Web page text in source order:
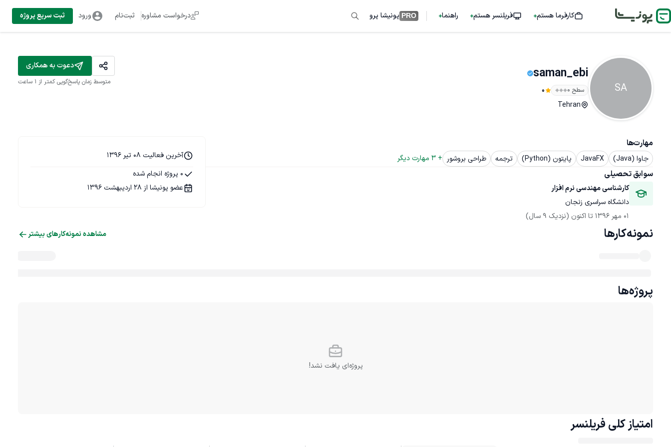
کارفرما هستم فریلنسر هستم راهنما PRO پونیشا پرو درخواست مشاوره ثبت‌نام ورود ثبت سریع پروژه
SA
saman_ebi
سطح ۰ 0
Tehran
دعوت به همکاری
متوسط زمان پاسخ‌گویی کمتر از 1 ساعت
مهارت‌ها
جاوا (Java) JavaFX پایتون (Python) ترجمه طراحی بروشور +
3 مهارت دیگر
سوابق تحصیلی
کارشناسی مهندسی نرم افزار
دانشگاه سراسری زنجان
01 مهر 1396
تا اکنون (نزدیک 9 سال)
آخرین فعالیت 08 تیر 1396
0 پروژه انجام شده
عضو پونیشا از 28 اردیبهشت 1396
نمونه‌کارها مشاهده نمونه‌کارهای بیشتر
پروژه‌ها
پروژه‌ای یافت نشد!
امتیاز کلی فریلنسر